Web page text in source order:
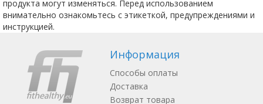
продукта могут изменяться. Перед использованием
внимательно ознакомьтесь с этикеткой, предупреждениями и
инструкцией.
Информация
Способы оплаты
Доставка
Возврат товара